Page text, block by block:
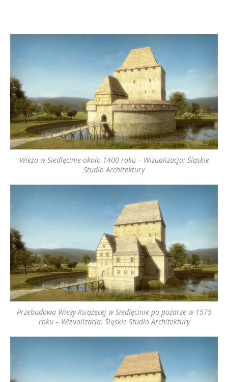
Wieża w Siedlęcinie około 1400 roku – Wizualizacja: Śląskie
Studio Architektury
Przebudowa Wieży Książęcej w Siedlęcinie po pożarze w 1575
roku – Wizualizacja: Śląskie Studio Architektury